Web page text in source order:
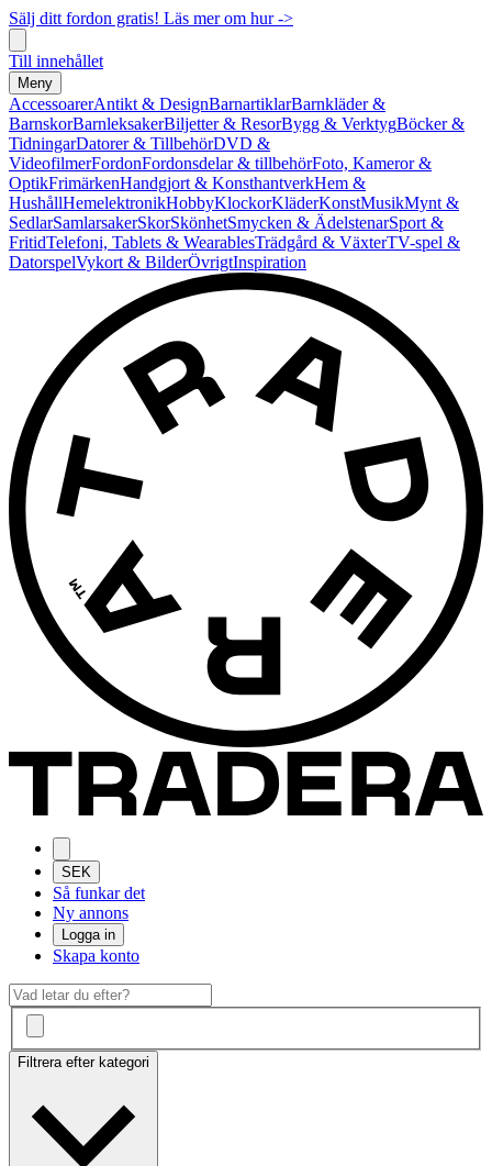
Sälj ditt fordon gratis! Läs mer om hur ->
Till innehållet
Meny
AccessoarerAntikt & DesignBarnartiklarBarnkläder &
BarnskorBarnleksakerBiljetter & ResorBygg & VerktygBöcker &
TidningarDatorer & TillbehörDVD &
VideofilmerFordonFordonsdelar & tillbehörFoto, Kameror &
OptikFrimärkenHandgjort & KonsthantverkHem &
HushållHemelektronikHobbyKlockorKläderKonstMusikMynt &
SedlarSamlarsakerSkorSkönhetSmycken & ÄdelstenarSport &
FritidTelefoni, Tablets & WearablesTrädgård & VäxterTV-spel &
DatorspelVykort & BilderÖvrigtInspiration
SEK
Så funkar det
Ny annons
Logga in
Skapa konto
Filtrera efter kategori